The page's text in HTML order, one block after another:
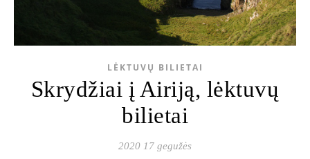
LĖKTUVŲ BILIETAI
Skrydžiai į Airiją, lėktuvų
bilietai
2020 17 gegužės